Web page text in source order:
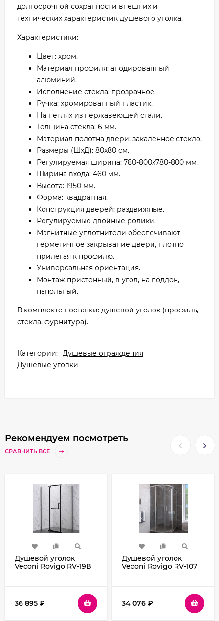
долгосрочной сохранности внешних и
технических характеристик душевого уголка.
Характеристики:
Цвет: хром.
Материал профиля: анодированный
алюминий.
Исполнение стекла: прозрачное.
Ручка: хромированный пластик.
На петлях из нержавеющей стали.
Толщина стекла: 6 мм.
Материал полотна двери: закаленное стекло.
Размеры (ШхД): 80x80 см.
Регулируемая ширина: 780-800х780-800 мм.
Ширина входа: 460 мм.
Высота: 1950 мм.
Форма: квадратная.
Конструкция дверей: раздвижные.
Регулируемые двойные ролики.
Магнитные уплотнители обеспечивают
герметичное закрывание двери, плотно
прилегая к профилю.
Универсальная ориентация.
Монтаж пристенный, в угол, на поддон,
напольный.
В комплекте поставки: душевой уголок (профиль,
стекла, фурнитура).
Категории: Душевые ограждения
Душевые уголки
Рекомендуем посмотреть
СРАВНИТЬ ВСЕ
Душевой уголок
Veconi Rovigo RV-19B
36 895 ₽
Душевой уголок
Veconi Rovigo RV-107
34 076 ₽